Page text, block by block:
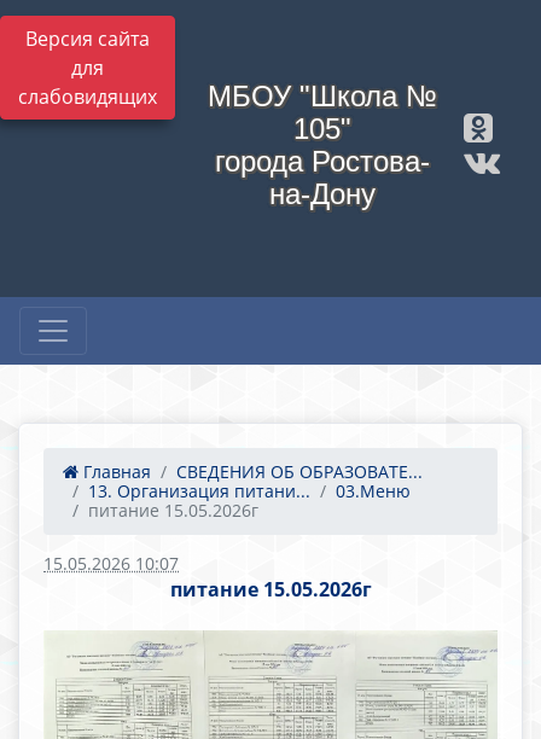
Версия сайта
для
слабовидящих
МБОУ "Школа №
105"
города Ростова-
на-Дону
Главная
СВЕДЕНИЯ ОБ ОБРАЗОВАТЕ...
13. Организация питани...
03.Меню
питание 15.05.2026г
15.05.2026 10:07
питание 15.05.2026г